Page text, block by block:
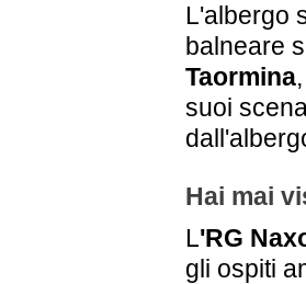
L'albergo
balneare
Taormina
suoi
Hai mai
L'RG
gli ospiti